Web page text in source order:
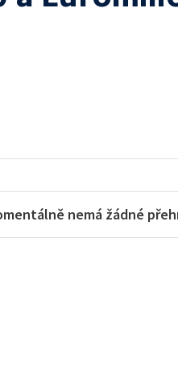
nemá žádné